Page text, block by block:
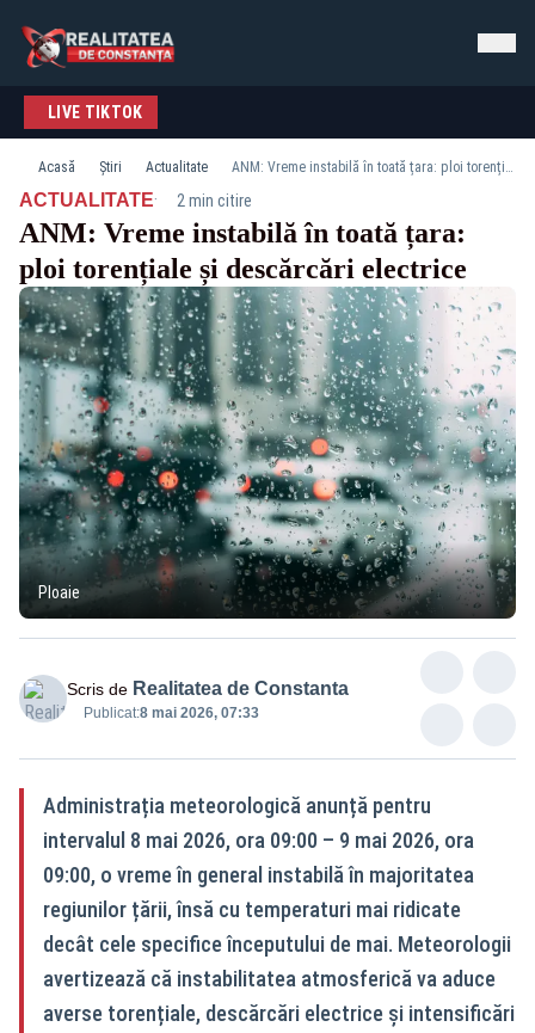
LIVE TIKTOK
Acasă Știri Actualitate ANM: Vreme instabilă în toată țara: ploi torențiale și descărcări electrice
ACTUALITATE· 2 min citire
ANM: Vreme instabilă în toată țara:
ploi torențiale și descărcări electrice
Ploaie
Scris de Realitatea de Constanta
Publicat:8 mai 2026, 07:33
Administrația meteorologică anunță pentru
intervalul 8 mai 2026, ora 09:00 – 9 mai 2026, ora
09:00, o vreme în general instabilă în majoritatea
regiunilor țării, însă cu temperaturi mai ridicate
decât cele specifice începutului de mai. Meteorologii
avertizează că instabilitatea atmosferică va aduce
averse torențiale, descărcări electrice și intensificări